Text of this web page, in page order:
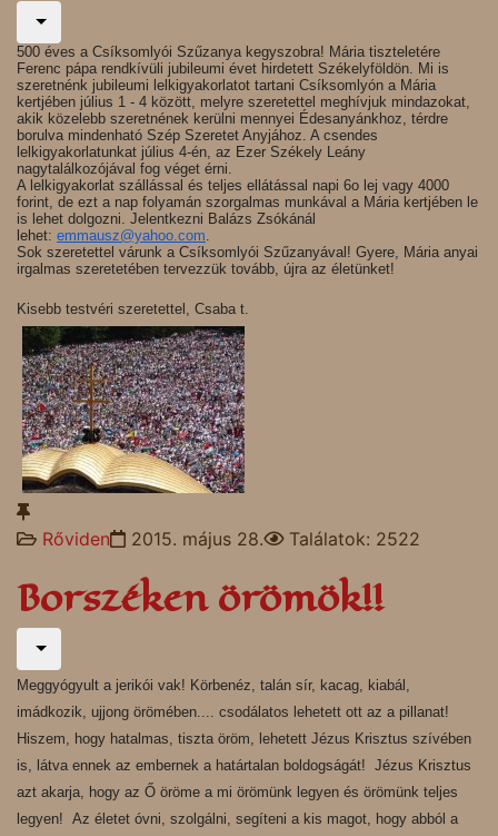
500 éves a Csíksomlyói Szűzanya kegyszobra! Mária tiszteletére
Ferenc pápa rendkívüli jubileumi évet hirdetett Székelyföldön. Mi is
szeretnénk jubileumi lelkigyakorlatot tartani Csíksomlyón a Mária
kertjében július 1 - 4 között, melyre szeretettel meghívjuk mindazokat,
akik közelebb szeretnének kerülni mennyei Édesanyánkhoz, térdre
borulva mindenható Szép Szeretet Anyjához. A csendes
lelkigyakorlatunkat július 4-én, az Ezer Székely Leány
nagytalálkozójával fog véget érni.
A lelkigyakorlat szállással és teljes ellátással napi 6o lej vagy 4000
forint, de ezt a nap folyamán szorgalmas munkával a Mária kertjében le
is lehet dolgozni. Jelentkezni Balázs Zsókánál
lehet: emmausz@yahoo.com.
Sok szeretettel várunk a Csíksomlyói Szűzanyával! Gyere, Mária anyai
irgalmas szeretetében tervezzük tovább, újra az életünket!
Kisebb testvéri szeretettel, Csaba t.
Rőviden 2015. május 28. Találatok: 2522
Borszéken örömök!!
Meggyógyult a jerikói vak! Körbenéz, talán sír, kacag, kiabál,
imádkozik, ujjong örömében.... csodálatos lehetett ott az a pillanat!
Hiszem, hogy hatalmas, tiszta öröm, lehetett Jézus Krisztus szívében
is, látva ennek az embernek a határtalan boldogságát! Jézus Krisztus
azt akarja, hogy az Ő öröme a mi örömünk legyen és örömünk teljes
legyen! Az életet óvni, szolgálni, segíteni a kis magot, hogy abból a